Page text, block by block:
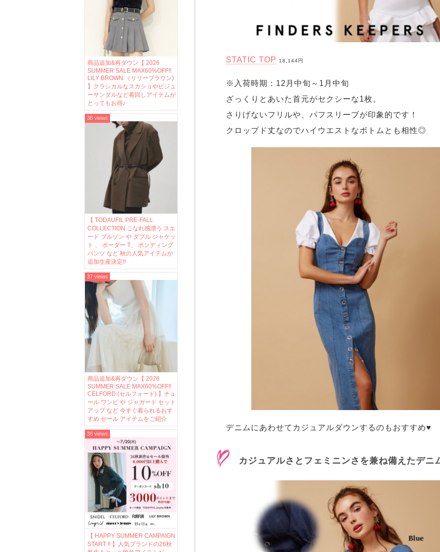
商品追加&再ダウン【 2026
SUMMER SALE MAX60%OFF!!
LILY BROWN （リリーブラウン)
】クラシカルなスカショやビジュ
ーサンダルなど着回しアイテムが
とってもお得♪
【 TODAUFIL PRE-FALL
COLLECTION こなれ感漂う スエ
ード ブルゾン や ダブル ジャケッ
ト 、 ボーダー T、 ボンディング
パンツ など 秋の人気アイテムが
追加生産決定!!
38 views
商品追加&再ダウン【 2026
SUMMER SALE MAX60%OFF!!
CELFORD (セルフォード) 】チュ
ール ワンピ や ジャガード セット
アップ など 今すぐ着られるおす
すめ セール アイテムをご紹介
37 views
【 HAPPY SUMMER CAMPAIGN
START !! 】人気ブランドの26秋
36 views
STATIC TOP 18,144円
※入荷時期：12月中旬～1月中旬
ざっくりとあいた首元がセクシーな1枚。
さりげないフリルや、パフスリーブが印象的です！
クロップド丈なのでハイウエストなボトムとも相性◎
デニムにあわせてカジュアルダウンするのもおすすめ♥
カジュアルさとフェミニンさを兼ね備えたデニ